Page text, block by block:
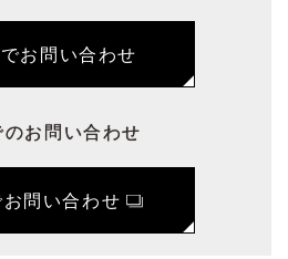
お問い合わせ
お問い合わせ
問い合わせ